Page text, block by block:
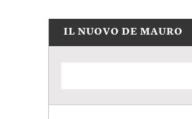
IL NUOVO DE MAURO